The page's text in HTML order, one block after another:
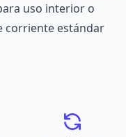
uso interior o
corriente estándar